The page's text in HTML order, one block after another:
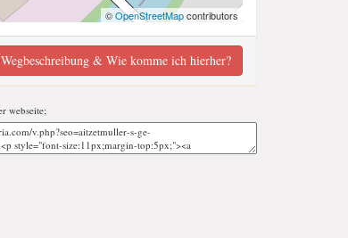
©OpenStreetMapcontributors
Wegbeschreibung & Wie komme ich hierher?
webseite;